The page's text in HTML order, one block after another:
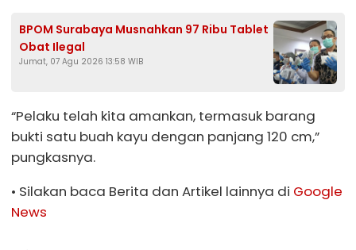
BPOM Surabaya Musnahkan 97 Ribu Tablet
Obat Ilegal
Jumat, 07 Agu 2026 13:58 WIB
“Pelaku telah kita amankan, termasuk barang
bukti satu buah kayu dengan panjang 120 cm,”
pungkasnya.
• Silakan baca Berita dan Artikel lainnya di Google
News